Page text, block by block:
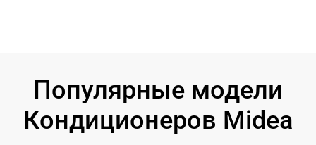
Популярные модели
Кондиционеров Midea